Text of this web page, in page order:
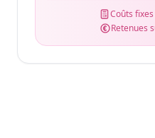
Coûts
Retenues